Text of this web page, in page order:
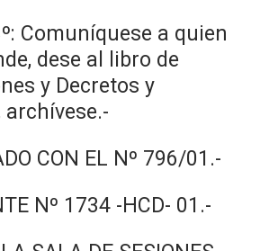
Comuníquese a quien
dese al libro de
y Decretos y
CON EL Nº 796/01.-
Nº 1734 -HCD- 01.-